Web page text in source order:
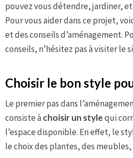
pouvez vous détendre, jardiner,
Pour vous aider dans ce projet,
et des conseils d’aménagement.
conseils, n’hésitez pas à visiter le
Choisir le bon style
Le premier pas dans
consiste àchoisir un stylequi
l’espace disponible. En effet, le
le choix des plantes, des